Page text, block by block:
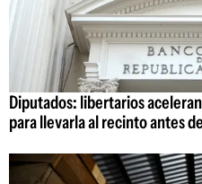
Diputados: libertarios
para llevarla al recinto antes